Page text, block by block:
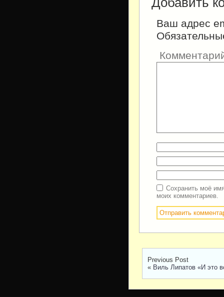
Ваш адрес
Сохранить моё
моих комментариев.
Previous Post
« Виль Липатов «И это